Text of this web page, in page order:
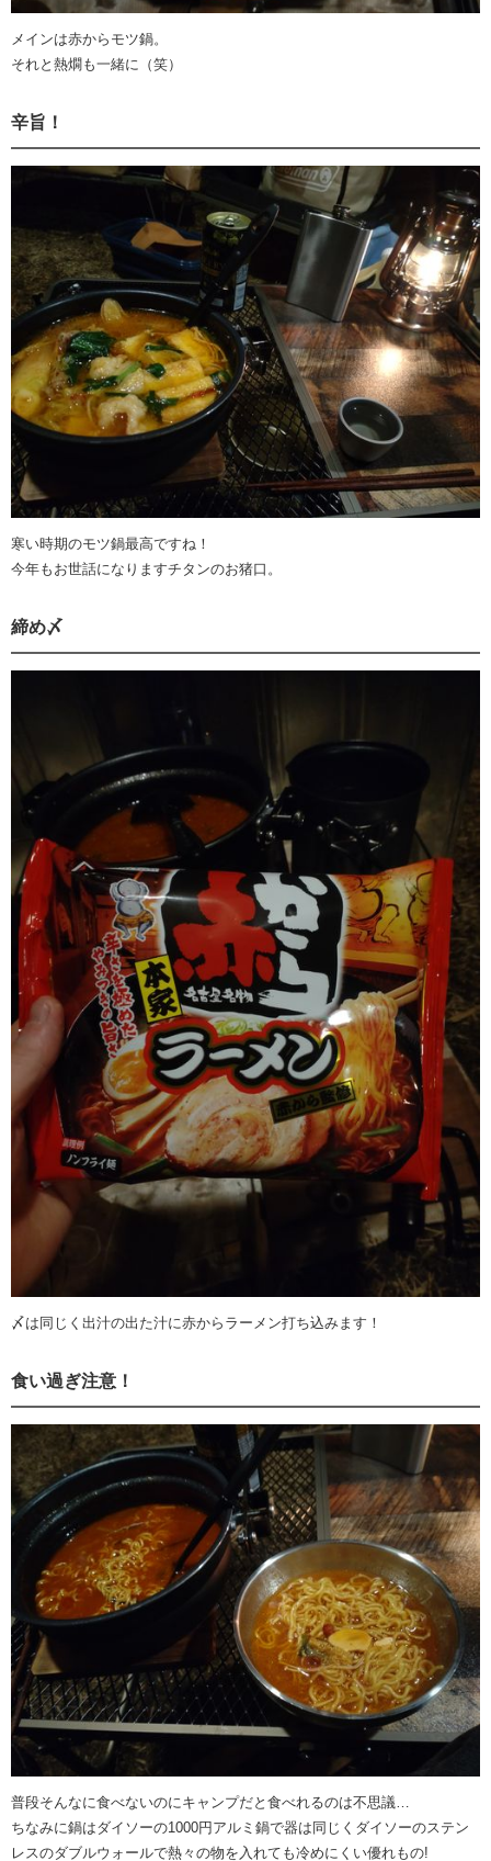
メインは赤からモツ鍋。
それと熱燗も一緒に（笑）
辛旨！
寒い時期のモツ鍋最高ですね！
今年もお世話になりますチタンのお猪口。
締め〆
〆は同じく出汁の出た汁に赤からラーメン打ち込みます！
食い過ぎ注意！
普段そんなに食べないのにキャンプだと食べれるのは不思議…
ちなみに鍋はダイソーの1000円アルミ鍋で器は同じくダイソーのステン
レスのダブルウォールで熱々の物を入れても冷めにくい優れもの!